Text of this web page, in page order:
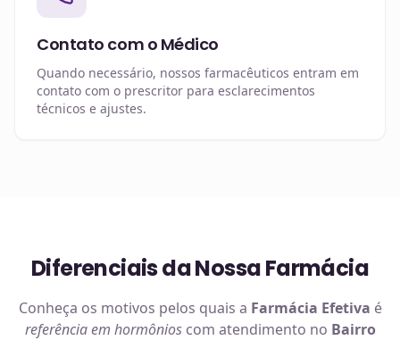
Contato com o Médico
Quando necessário, nossos farmacêuticos entram em
contato com o prescritor para esclarecimentos
técnicos e ajustes.
Diferenciais da Nossa Farmácia
Conheça os motivos pelos quais a Farmácia Efetiva é
referência em hormônioscom atendimento no Bairro